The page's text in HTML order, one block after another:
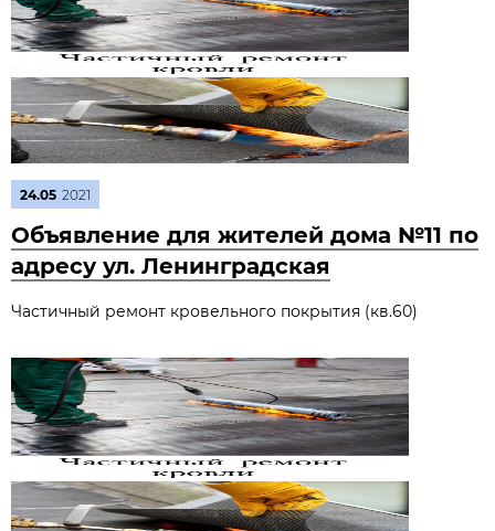
24.05 2021
Объявление для жителей дома №11 по
адресу ул. Ленинградская
Частичный ремонт кровельного покрытия (кв.60)